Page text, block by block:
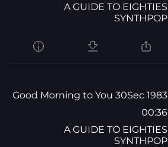
A GUIDE TO EIGHTIES
SYNTHPOP
1983 Good Morning to You 30Sec
00:36
A GUIDE TO EIGHTIES
SYNTHPOP